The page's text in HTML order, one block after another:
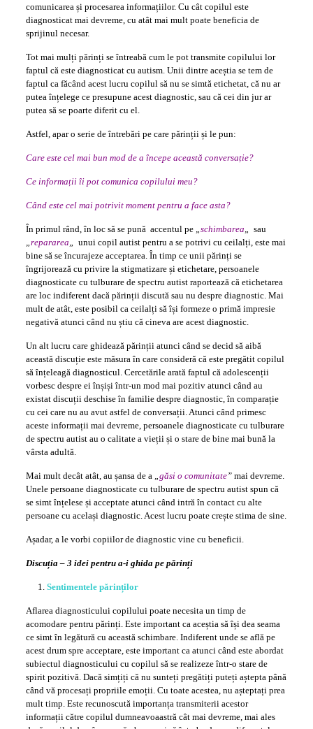
comunicarea și procesarea informațiilor. Cu cât copilul este
diagnosticat mai devreme, cu atât mai mult poate beneficia de
sprijinul necesar.
Tot mai mulți părinți se întreabă cum le pot transmite copilului lor
faptul că este diagnosticat cu autism. Unii dintre aceștia se tem de
faptul ca făcând acest lucru copilul să nu se simtă etichetat, că nu ar
putea înțelege ce presupune acest diagnostic, sau că cei din jur ar
putea să se poarte diferit cu el.
Astfel, apar o serie de întrebări pe care părinții și le pun:
Care este cel mai bun mod de a începe această conversație?
Ce informații îi pot comunica copilului meu?
Când este cel mai potrivit moment pentru a face asta?
În primul rând, în loc să se pună accentul pe schimbarea
sau
repararea
unui copil autist pentru a se potrivi cu ceilalți, este mai
bine să se încurajeze acceptarea. În timp ce unii părinți se
îngrijorează cu privire la stigmatizare și etichetare, persoanele
diagnosticate cu tulburare de spectru autist raportează că etichetarea
are loc indiferent dacă părinții discută sau nu despre diagnostic. Mai
mult de atât, este posibil ca ceilalți să își formeze o primă impresie
negativă atunci când nu știu că cineva are acest diagnostic.
Un alt lucru care ghidează părinții atunci când se decid să aibă
această discuție este măsura în care consideră că este pregătit copilul
să înțeleagă diagnosticul. Cercetările arată faptul că adolescenții
vorbesc despre ei înșiși într-un mod mai pozitiv atunci când au
existat discuții deschise în familie despre diagnostic, în comparație
cu cei care nu au avut astfel de conversații. Atunci când primesc
aceste informații mai devreme, persoanele diagnosticate cu tulburare
de spectru autist au o calitate a vieții și o stare de bine mai bună la
vârsta adultă.
Mai mult decât atât, au șansa de a găsi o comunitate” mai devreme.
Unele persoane diagnosticate cu tulburare de spectru autist spun că
se simt înțelese și acceptate atunci când intră în contact cu alte
persoane cu același diagnostic. Acest lucru poate crește stima de sine.
Așadar, a le vorbi copiilor de diagnostic vine cu beneficii.
Discuția – 3 idei pentru a-i ghida pe părinți
Sentimentele părinților
Aflarea diagnosticului copilului poate necesita un timp de
acomodare pentru părinți. Este important ca aceștia să își dea seama
ce simt în legătură cu această schimbare. Indiferent unde se află pe
acest drum spre acceptare, este important ca atunci când este abordat
subiectul diagnosticului cu copilul să se realizeze într-o stare de
spirit pozitivă. Dacă simțiți că nu sunteți pregătiți puteți aștepta până
când vă procesați propriile emoții. Cu toate acestea, nu așteptați prea
mult timp. Este recunoscută importanța transmiterii acestor
informații către copilul dumneavoaastră cât mai devreme, mai ales